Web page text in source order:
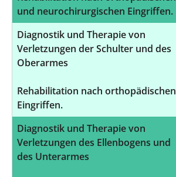
und neurochirurgischen Eingriffen.
Diagnostik und Therapie von
Verletzungen der Schulter und des
Oberarmes
Rehabilitation nach orthopädischen
Eingriffen.
Diagnostik und Therapie von
Verletzungen des Ellenbogens und
des Unterarmes